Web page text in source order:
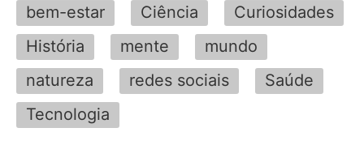
bem-estar Ciência
Curiosidades
História
mente
mundo
natureza
redes sociais
Saúde
Tecnologia